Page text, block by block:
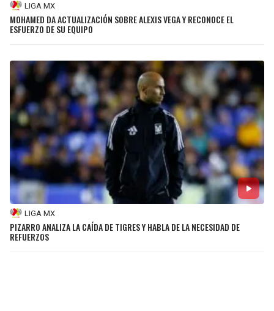
LIGA MX
MOHAMED DA ACTUALIZACIÓN SOBRE ALEXIS VEGA Y RECONOCE EL
ESFUERZO DE SU EQUIPO
LIGA MX
PIZARRO ANALIZA LA CAÍDA DE TIGRES Y HABLA DE LA NECESIDAD DE
REFUERZOS